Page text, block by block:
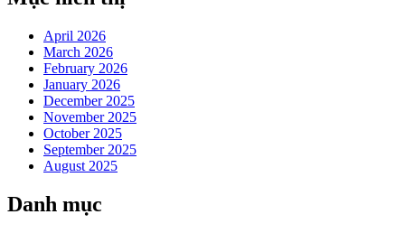
April 2026
March 2026
February 2026
January 2026
December 2025
November 2025
October 2025
September 2025
August 2025
Danh mục